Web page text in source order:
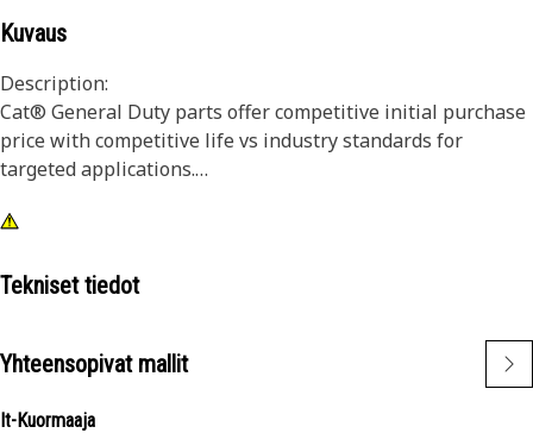
Kuvaus
Description:
Cat® General Duty parts offer competitive initial purchase
price with competitive life vs industry standards for
targeted applications.
Attributes:
Warranty.
General Duty parts are designed for moderate and light
Tekniset tiedot
Yhteensopivat mallit
It-Kuormaaja